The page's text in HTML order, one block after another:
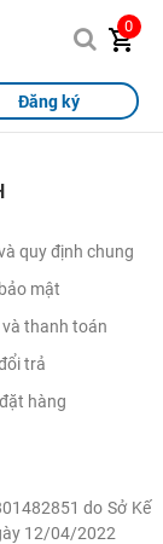
0
Đăng ký
quy định chung
mật
thanh toán
trả
hàng
do Sở Kế
12/04/2022